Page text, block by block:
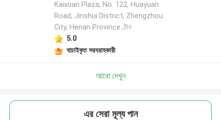
Kaixuan Plaza, No. 122, Huayuan
Road, Jinshui District, Zhengzhou
City, Henan Province ,চীন
5.0
যাচাইকৃত সরবরাহকারী
আরো দেখুন
এর সেরা মূল্য পান